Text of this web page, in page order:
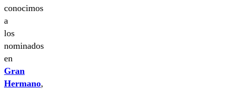
conocimos
a
los
nominados
en
Gran
Hermano,